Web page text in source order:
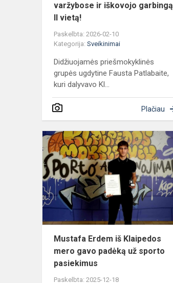
varžybose ir iškovojo garbingą
II vietą!
Paskelbta: 2026-02-10
Kategorija: Sveikinimai
Didžiuojamės priešmokyklinės
grupės ugdytine Fausta Patlabaite,
kuri dalyvavo Kl...
Plačiau
Mustafa Erdem iš Klaipedos
mero gavo padėką už sporto
pasiekimus
Paskelbta: 2025-12-18